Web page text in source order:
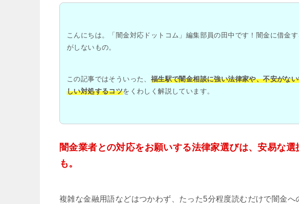
こんにちは。「闇金対応ドットコム」編集部員の田中です！闇金に借金
がしないもの。
この記事ではそういった、 福生駅で闇金相談に強い法律家や、不安がな
しい対処するコツをくわしく解説しています。
闇金業者との対応をお願いする法律家選びは、安易な
も。
複雑な金融用語などはつかわず、たった5分程度読むだけで闇金